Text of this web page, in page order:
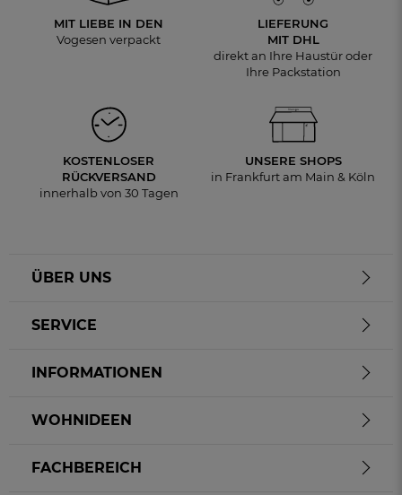
MIT LIEBE IN DEN
Vogesen verpackt
LIEFERUNG
MIT DHL
direkt an Ihre Haustür oder
Ihre Packstation
KOSTENLOSER
RÜCKVERSAND
innerhalb von 30 Tagen
UNSERE SHOPS
in Frankfurt am Main & Köln
ÜBER UNS
SERVICE
INFORMATIONEN
WOHNIDEEN
FACHBEREICH